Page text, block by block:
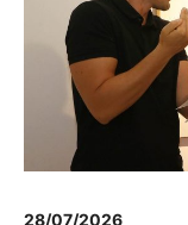
28/07/2026